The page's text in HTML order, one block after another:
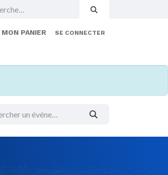
MON PANIER SE CONNECTER